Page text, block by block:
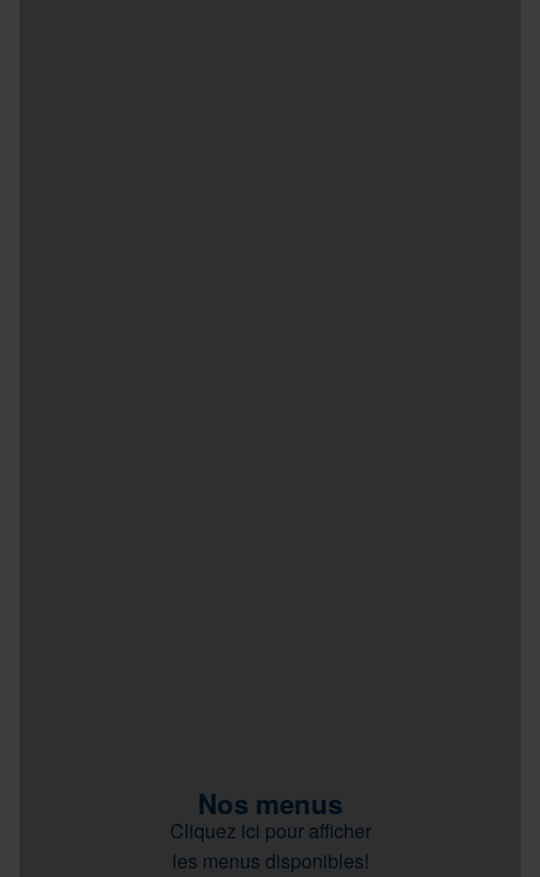
Nos menus
Cliquez ici pour afficher
les menus disponibles!